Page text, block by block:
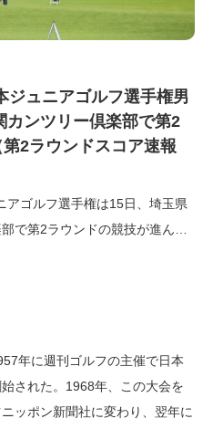
ジュニアゴルフ選手権男
ンツリー倶楽部で第2
2ラウンドスコア速報
アゴルフ選手権は15日、埼玉県
で第2ラウンドの競技が進んで
路交通網が機能停止となる事が
年に週刊ゴルフの主催で日本
された。1968年、この大会を
ッポン新聞社に変わり、翌年に